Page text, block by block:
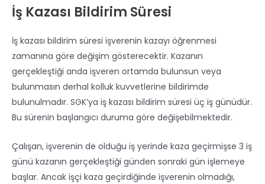
İş Kazası Bildirim Süresi
İş kazası bildirim süresi işverenin kazayı öğrenmesi
zamanına göre değişim gösterecektir. Kazanın
gerçekleştiği anda işveren ortamda bulunsun veya
bulunmasın derhal kolluk kuvvetlerine bildirimde
bulunulmadır. SGK’ya iş kazası bildirim süresi üç iş günüdür.
Bu sürenin başlangıcı duruma göre değişebilmektedir.
Çalışan, işverenin de olduğu iş yerinde kaza geçirmişse 3 iş
günü kazanın gerçekleştiği günden sonraki gün işlemeye
başlar. Ancak işçi kaza geçirdiğinde işverenin olmadığı,